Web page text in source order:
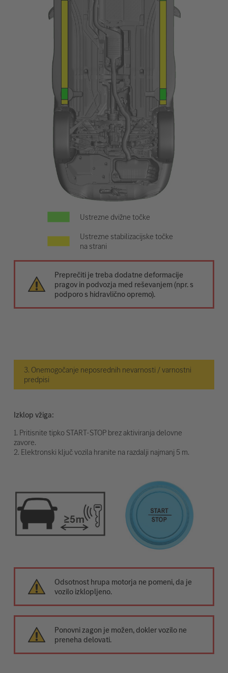
Ustrezne dvižne točke
Ustrezne stabilizacijske točke
na strani
Preprečiti je treba dodatne deformacije
pragov in podvozja med reševanjem (npr. s
podporo s hidravlično opremo).
3. Onemogočanje neposrednih nevarnosti / varnostni
predpisi
Izklop vžiga:
1. Pritisnite tipko START-STOP brez aktiviranja delovne
zavore.
2. Elektronski ključ vozila hranite na razdalji najmanj 5 m.
Odsotnost hrupa motorja ne pomeni, da je
vozilo izklopljeno.
Ponovni zagon je možen, dokler vozilo ne
preneha delovati.